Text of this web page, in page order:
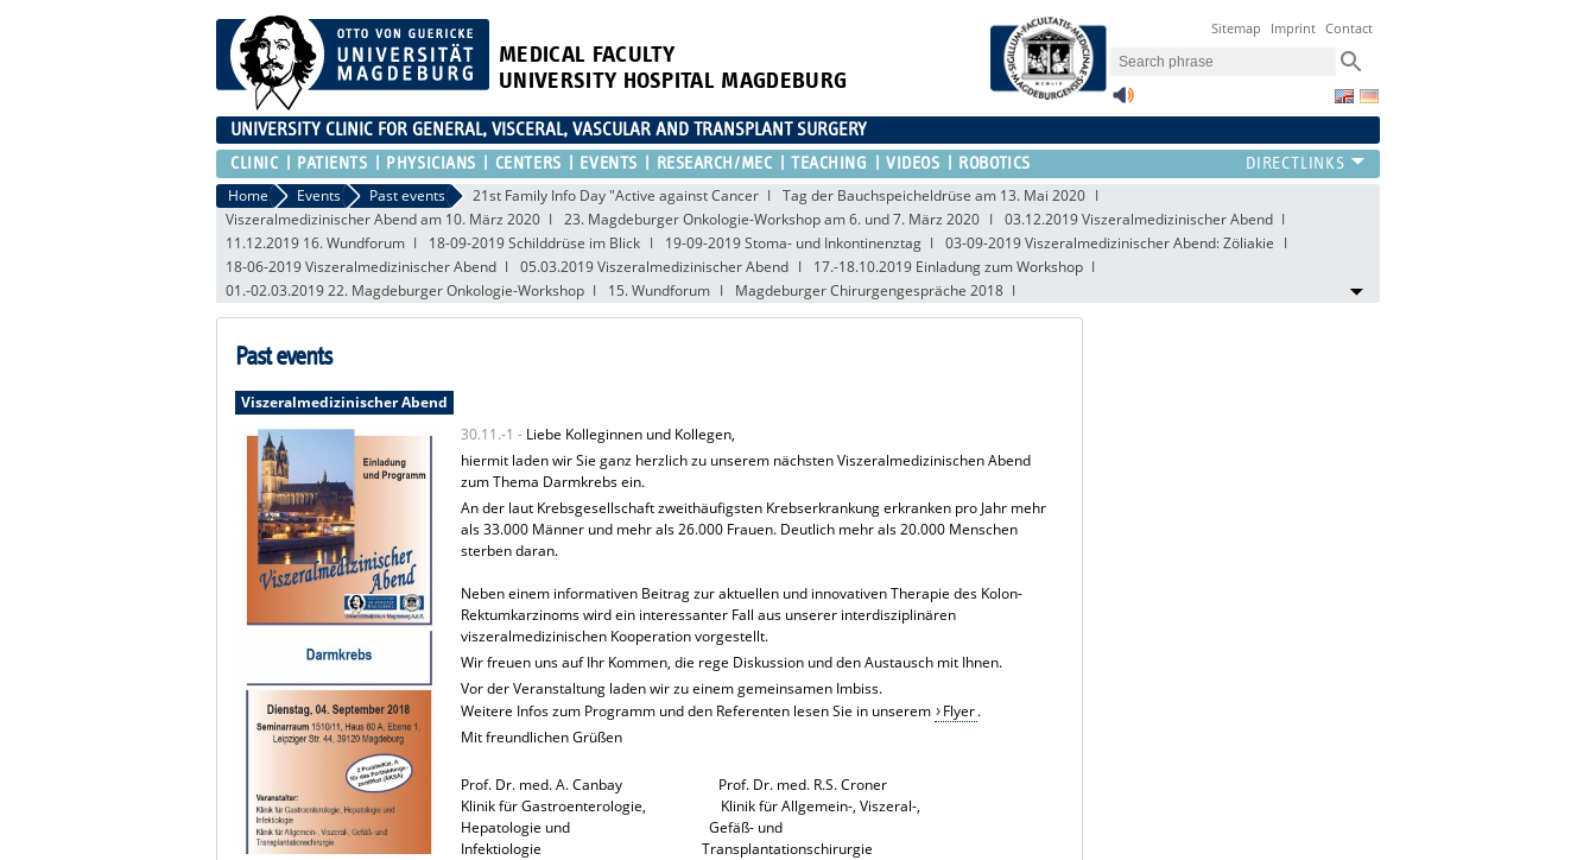
MEDICAL FACULTY
UNIVERSITY HOSPITAL MAGDEBURG
Sitemap Imprint Contact
UNIVERSITY CLINIC FOR GENERAL, VISCERAL, VASCULAR AND TRANSPLANT SURGERY
CLINIC PATIENTS PHYSICIANS CENTERS EVENTS RESEARCH/MEC TEACHING VIDEOS ROBOTICS
Home Events Past events 21st Family Info Day "Active against Cancer
Tag der Bauchspeicheldrüse am 13. Mai 2020
Viszeralmedizinischer Abend am 10. März 2020
23. Magdeburger Onkologie-Workshop am 6. und 7. März 2020
03.12.2019 Viszeralmedizinischer Abend
11.12.2019 16. Wundforum
18-09-2019 Schilddrüse im Blick 19-09-2019 Stoma- und Inkontinenztag
03-09-2019 Viszeralmedizinischer Abend: Zöliakie
18-06-2019 Viszeralmedizinischer Abend
05.03.2019 Viszeralmedizinischer Abend
17.-18.10.2019 Einladung zum Workshop
01.-02.03.2019 22. Magdeburger Onkologie-Workshop
15. Wundforum Magdeburger Chirurgengespräche 2018
Past events
Viszeralmedizinischer Abend
30.11.-1 - Liebe Kolleginnen und Kollegen,
hiermit laden wir Sie ganz herzlich zu unserem nächsten Viszeralmedizinischen Abend
zum Thema Darmkrebs ein.
An der laut Krebsgesellschaft zweithäufigsten Krebserkrankung erkranken pro Jahr mehr
als 33.000 Männer und mehr als 26.000 Frauen. Deutlich mehr als 20.000 Menschen
sterben daran.
Neben einem informativen Beitrag zur aktuellen und innovativen Therapie des Kolon-
Rektumkarzinoms wird ein interessanter Fall aus unserer interdisziplinären
viszeralmedizinischen Kooperation vorgestellt.
Wir freuen uns auf Ihr Kommen, die rege Diskussion und den Austausch mit Ihnen.
Vor der Veranstaltung laden wir zu einem gemeinsamen Imbiss.
Weitere Infos zum Programm und den Referenten lesen Sie in unserem
Flyer.
Mit freundlichen Grüßen
Prof. Dr. med. A. Canbay Prof. Dr. med. R.S. Croner
Klinik für Gastroenterologie, Klinik für Allgemein-, Viszeral-,
Hepatologie und Gefäß- und
Infektiologie Transplantationschirurgie